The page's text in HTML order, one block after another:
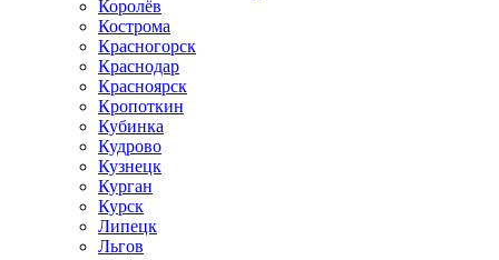
Королёв
Кострома
Красногорск
Краснодар
Красноярск
Кропоткин
Кубинка
Кудрово
Кузнецк
Курган
Курск
Липецк
Льгов